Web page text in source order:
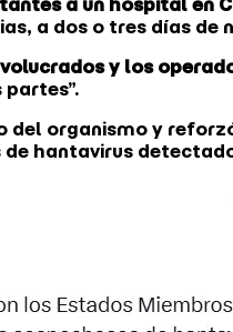
a un hospital en
a dos o tres días de
y los
del organismo y
hantavirus